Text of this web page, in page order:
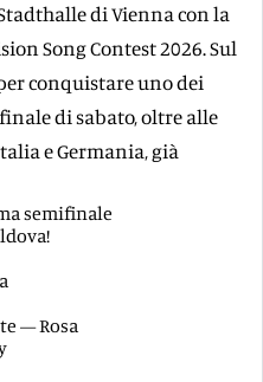
di Vienna con la
Song Contest 2026. Sul
conquistare uno dei
di sabato, oltre alle
e Germania, già
semifinale
— Rosa